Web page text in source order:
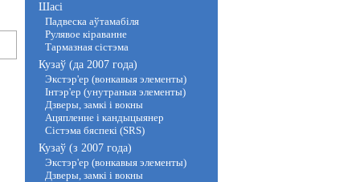
Шасі
Падвеска аўтамабіля
Рулявое кіраванне
Тармазная сістэма
Кузаў (да 2007 года)
Экстэр'ер (вонкавыя элементы)
Інтэр'ер (унутраныя элементы)
Дзверы, замкі і вокны
Ацяпленне і кандыцыянер
Сістэма бяспекі (SRS)
Кузаў (з 2007 года)
Экстэр'ер (вонкавыя элементы)
Дзверы, замкі і вокны